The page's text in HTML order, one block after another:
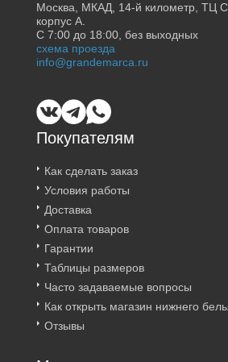
Покупателям
Как сделать заказ
Условия работы
Доставка
Оплата товаров
Гарантии
Таблицы размеров
Часто задаваемые вопросы
Как открыть магазин нижнего
Отзывы
Москва, МКАД, 14-й километр, ТЦ
корпус А.
С 7:00 до 18:00, без выходных
схема проезда
info@grandemarca.ru